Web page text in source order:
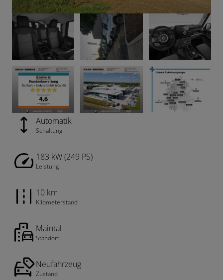
Automatik
Schaltung
183 kW (249 PS)
Leistung
10 km
Kilometerstand
Maintal
Standort
Neufahrzeug
Zustand